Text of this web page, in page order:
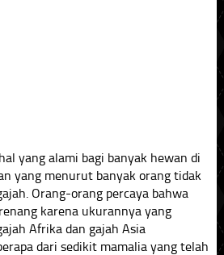
yang alami bagi banyak hewan di
yang menurut banyak orang tidak
Orang-orang percaya bahwa
karena ukurannya yang
Afrika dan gajah Asia
dari sedikit mamalia yang telah